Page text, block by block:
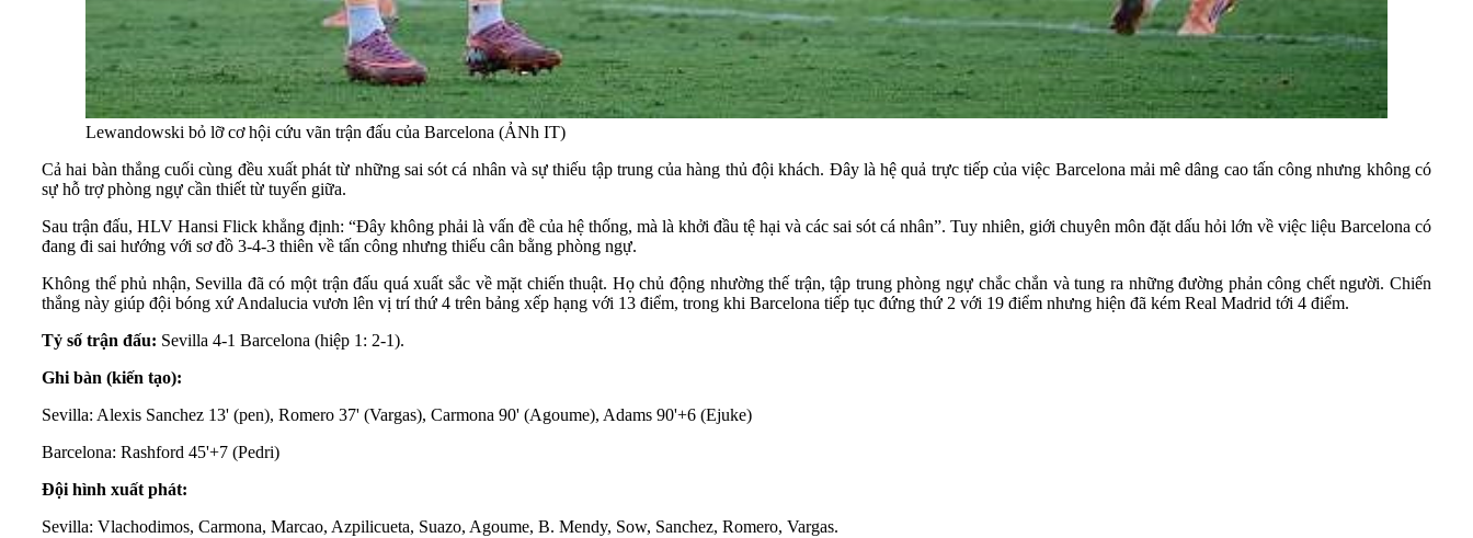
Lewandowski bỏ lỡ cơ hội cứu vãn trận đấu của Barcelona (ẢNh IT)
Cả hai bàn thắng cuối cùng đều xuất phát từ những sai sót cá nhân và sự thiếu tập trung của hàng thủ đội khách. Đây là hệ quả trực tiếp của việc Barcelona mải mê dâng cao tấn công nhưng không có
sự hỗ trợ phòng ngự cần thiết từ tuyến giữa.
Sau trận đấu, HLV Hansi Flick khẳng định: “Đây không phải là vấn đề của hệ thống, mà là khởi đầu tệ hại và các sai sót cá nhân”. Tuy nhiên, giới chuyên môn đặt dấu hỏi lớn về việc liệu Barcelona có
đang đi sai hướng với sơ đồ 3-4-3 thiên về tấn công nhưng thiếu cân bằng phòng ngự.
Không thể phủ nhận, Sevilla đã có một trận đấu quá xuất sắc về mặt chiến thuật. Họ chủ động nhường thế trận, tập trung phòng ngự chắc chắn và tung ra những đường phản công chết người. Chiến
thắng này giúp đội bóng xứ Andalucia vươn lên vị trí thứ 4 trên bảng xếp hạng với 13 điểm, trong khi Barcelona tiếp tục đứng thứ 2 với 19 điểm nhưng hiện đã kém Real Madrid tới 4 điểm.
Tỷ số trận đấu: Sevilla 4-1 Barcelona (hiệp 1: 2-1).
Ghi bàn (kiến tạo):
Sevilla: Alexis Sanchez 13' (pen), Romero 37' (Vargas), Carmona 90' (Agoume), Adams 90'+6 (Ejuke)
Barcelona: Rashford 45'+7 (Pedri)
Đội hình xuất phát:
Sevilla: Vlachodimos, Carmona, Marcao, Azpilicueta, Suazo, Agoume, B. Mendy, Sow, Sanchez, Romero, Vargas.